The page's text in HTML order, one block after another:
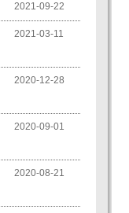
2021-09-22
2021-03-11
2020-12-28
2020-09-01
2020-08-21